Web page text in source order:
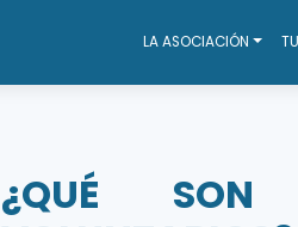
LA ASOCIACIÓN
¿QUÉ SON